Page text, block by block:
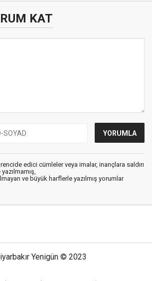
KAT
edici cümleler veya imalar, inançlara saldırı
ve büyük harflerle yazılmış yorumlar
Yenigün © 2023